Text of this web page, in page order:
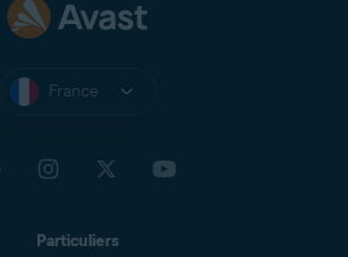
France
Particuliers